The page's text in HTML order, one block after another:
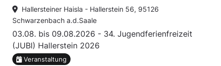
Hallersteiner Haisla - Hallerstein 56, 95126
Schwarzenbach a.d.Saale
03.08. bis 09.08.2026 - 34. Jugendferienfreizeit
(JUBI) Hallerstein 2026
Veranstaltung